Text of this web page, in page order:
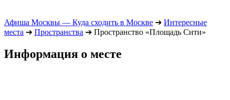
Афиша Москвы — Куда сходить в Москве ➔ Интересные
места ➔ Пространства ➔ Пространство «Площадь Сити»
Информация о месте